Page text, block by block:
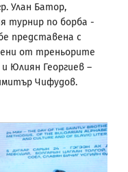
Улан Батор,
турнир по борба -
представена с
от треньорите
Юлиян Георгиев –
Чифудов.